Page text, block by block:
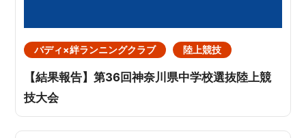
バディ×絆ランニングクラブ 陸上競技
【結果報告】第36回神奈川県中学校選抜陸上競
技大会